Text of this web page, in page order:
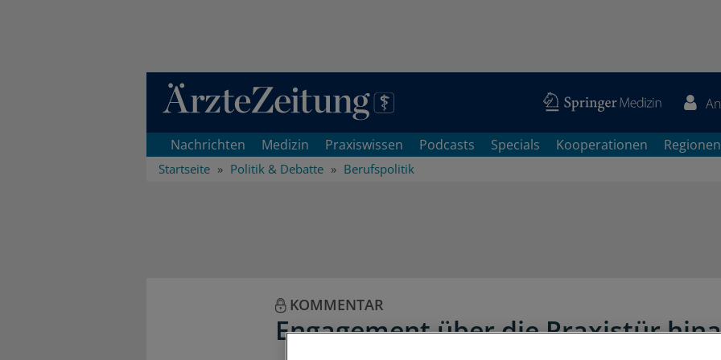
Direkt zum Inhaltsbereich
Nachrichten Medizin Praxiswissen Podcasts Specials Kooperationen Regionen
Startseite Politik & Debatte Berufspolitik
KOMMENTAR
Engagement über die Praxistür